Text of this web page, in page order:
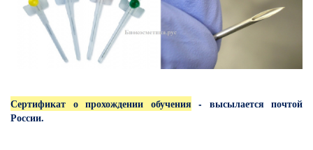
Сертификат о прохождении обучения- высылается почтой
России.